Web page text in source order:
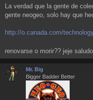
La verdad que la gente de
gente neogeo, solo hay que
http://o.canada.com/
renovarse o morir?? jeje
Mr. Big
Bigger Badder Better